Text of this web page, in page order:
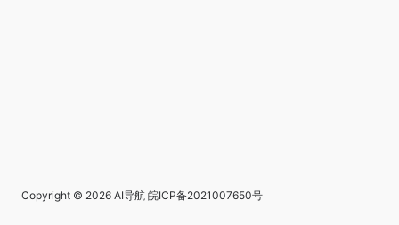
Copyright © 2026 AI导航 皖ICP备2021007650号